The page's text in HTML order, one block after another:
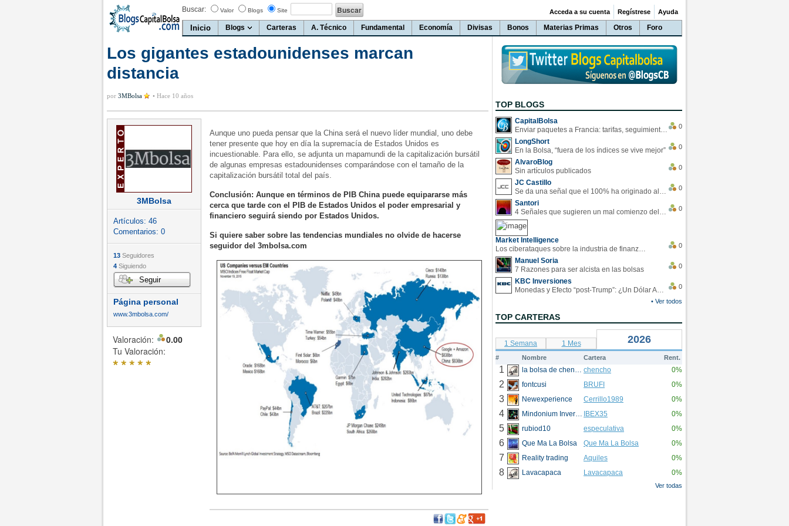
Buscar: Valor Blogs Site
Inicio Blogs Carteras A. Técnico Fundamental Economía Divisas Bonos Materias Primas Otros Foro
Acceda a su cuenta Regístrese Ayuda
Los gigantes estadounidenses marcan
distancia
por 3MBolsa • Hace 10 años
3MBolsa
Artículos: 46
Comentarios: 0
13 Seguidores
4 Siguiendo
Seguir
Página personal
www.3mbolsa.com/
Valoración:
0.00
Tu Valoración:
*****
Aunque uno pueda pensar que la China será el nuevo líder mundial, uno debe
tener presente que hoy en día la supremacía de Estados Unidos es
incuestionable. Para ello, se adjunta un mapamundi de la capitalización bursátil
de algunas empresas estadounidenses comparándose con el tamaño de la
capitalización bursátil total del país.
Conclusión: Aunque en términos de PIB China puede equipararse más
cerca que tarde con el PIB de Estados Unidos el poder empresarial y
financiero seguirá siendo por Estados Unidos.
Si quiere saber sobre las tendencias mundiales no olvide de hacerse
seguidor del 3mbolsa.com
TOP BLOGS
CapitalBolsa
Enviar paquetes a Francia: tarifas, seguimiento y ventajas destacadas
0
LongShort
En la Bolsa, “fuera de los índices se vive mejor”
0
AlvaroBlog
Sin artículos publicados
0
JC Castillo
Se da una señal que el 100% ha originado alzas en las bolsas
0
Santori
4 Señales que sugieren un mal comienzo del 3T de la economía EEUU
0
Market Intelligence
Los ciberataques sobre la industria de finanzas se han duplicado este año
0
Manuel Soria
7 Razones para ser alcista en las bolsas
0
KBC Inversiones
Monedas y Efecto “post-Trump”: ¿Un Dólar Americano operando en rangos?
0
• Ver todos
TOP CARTERAS
1 Semana 1 Mes 2026
# Nombre Cartera Rent.
1 la bolsa de chencho chencho 0%
2 fontcusi BRUFI 0%
3 Newexperience Cerrillo1989 0%
4 Mindonium Inversions IBEX35 0%
5 rubiod10 especulativa 0%
6 Que Ma La Bolsa Que Ma La Bolsa 0%
7 Reality trading Aquiles 0%
8 Lavacapaca Lavacapaca 0%
Ver todas